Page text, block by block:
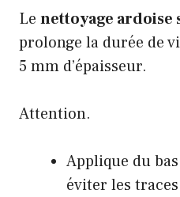
Le nettoyage ardoise
prolonge la durée de
5 mm d’épaisseur.
Attention.
Applique du
éviter les